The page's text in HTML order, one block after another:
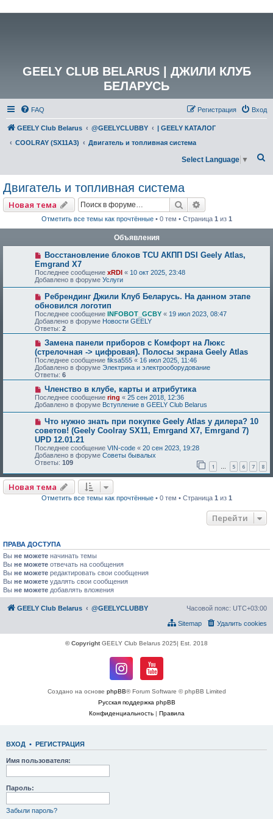
GEELY CLUB BELARUS | ДЖИЛИ КЛУБ
БЕЛАРУСЬ
FAQ Вход
Регистрация
GEELY Club Belarus @GEELYCLUBBY
| GEELY КАТАЛОГ
COOLRAY (SX11A3)
Двигатель и топливная система
Select Language ▼
Двигатель и топливная система
Новая тема Поиск
Отметить все темы как прочтённые• 0 тем • Страница 1 из 1
Объявления
Восстановление блоков TCU АКПП DSI Geely Atlas,
Emgrand X7
Последнее сообщение xRDI « 10 окт 2025, 23:48
Добавлено в форуме Услуги
Ребрендинг Джили Клуб Беларусь. На данном этапе
обновился логотип
Последнее сообщение INFOBOT_GCBY « 19 июл 2023, 08:47
Добавлено в форуме Новости GEELY
Ответы: 2
Замена панели приборов с Комфорт на Люкс
(стрелочная -> цифровая). Полосы экрана Geely Atlas
Последнее сообщение fiksa555 « 16 июл 2025, 11:46
Добавлено в форуме Электрика и электрооборудование
Ответы: 6
Членство в клубе, карты и атрибутика
Последнее сообщение ring « 25 сен 2018, 12:36
Добавлено в форуме Вступление в GEELY Club Belarus
Что нужно знать при покупке Geely Atlas у дилера? 10
советов! (Geely Coolray SX11, Emrgand X7, Emrgand 7)
UPD 12.01.21
Последнее сообщение VIN-code « 20 сен 2023, 19:28
Добавлено в форуме Советы бывалых
Ответы: 109 1 … 5 6 7 8
Новая тема
Отметить все темы как прочтённые• 0 тем • Страница 1 из 1
Перейти
ПРАВА ДОСТУПА
Вы не можете начинать темы
Вы не можете отвечать на сообщения
Вы не можете редактировать свои сообщения
Вы не можете удалять свои сообщения
Вы не можете добавлять вложения
GEELY Club Belarus @GEELYCLUBBY Часовой пояс: UTC+03:00
Удалить cookies
Sitemap
© CopyrightGEELY Club Belarus 2025| Est. 2018
Создано на основе phpBB® Forum Software © phpBB Limited
Русская поддержка phpBB
Конфиденциальность| Правила
ВХОД • РЕГИСТРАЦИЯ
Имя пользователя:
Пароль:
Забыли пароль?